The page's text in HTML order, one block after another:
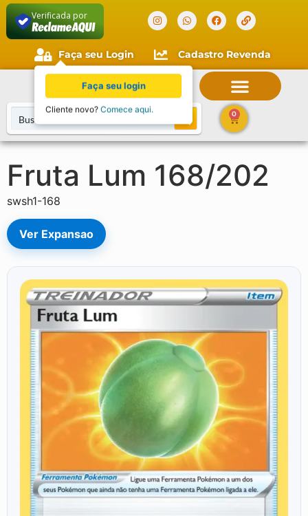
Verificada por
Faça seu Login Cadastro Revenda
0
Fruta Lum 168/202
swsh1-168
Ver Expansao
Faça seu login
Cliente novo? Comece aqui.